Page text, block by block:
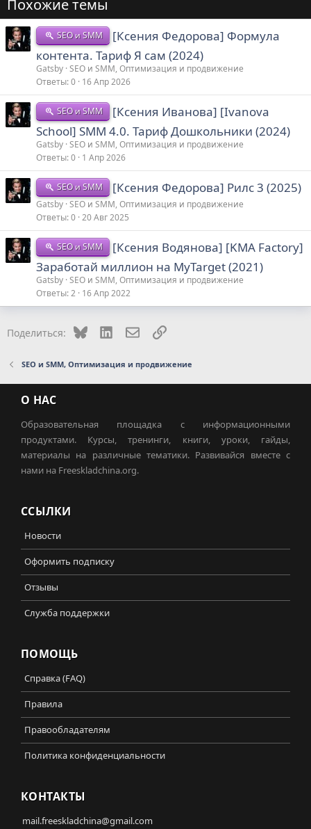
Похожие темы
SEO и SMM
[Ксения Федорова] Формула
контента. Тариф Я сам (2024)
Gatsby SEO и SMM, Оптимизация и продвижение
Ответы 0 16 Апр 2026
SEO и SMM
[Ксения Иванова] [Ivanova
School] SMM 4.0. Тариф Дошкольники (2024)
Gatsby SEO и SMM, Оптимизация и продвижение
Ответы 0 1 Апр 2026
SEO и SMM [Ксения Федорова] Рилс 3 (2025)
Gatsby SEO и SMM, Оптимизация и продвижение
Ответы 0 20 Авг 2025
SEO и SMM
[Ксения Водянова] [KMA Factory]
Заработай миллион на MyTarget (2021)
Gatsby SEO и SMM, Оптимизация и продвижение
Ответы 2 16 Апр 2022
Поделиться: Bluesky LinkedInЭлектронная почта
Ссылка
SEO и SMM, Оптимизация и продвижение
О НАС
Образовательная площадка с информационными
продуктами. Курсы, тренинги, книги, уроки, гайды,
материалы на различные тематики. Развивайся вместе с
нами на Freeskladchina.org.
ССЫЛКИ
Новости
Оформить подписку
Отзывы
Служба поддержки
ПОМОЩЬ
Справка (FAQ)
Правила
Правообладателям
Политика конфиденциальности
КОНТАКТЫ
mail.freeskladchina@gmail.com